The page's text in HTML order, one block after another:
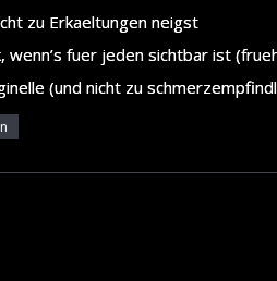
zu Erkaeltungen neigst
wenn’s fuer jeden sichtbar ist
(und nicht zu